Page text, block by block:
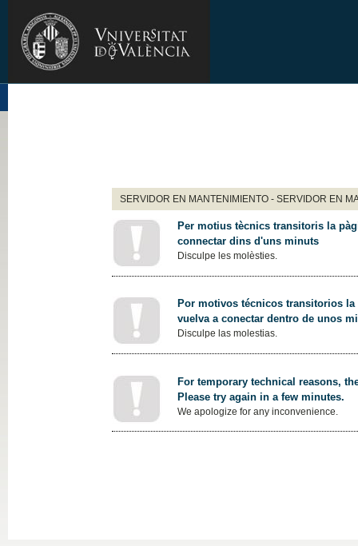
SERVIDOR EN MANTENIMIENTO - SERVIDOR EN
Per motius tècnics transitoris la
connectar dins d'uns minuts
Disculpe les molèsties.
Por motivos técnicos transitorios
vuelva a conectar dentro de unos
Disculpe las molestias.
For temporary technical reasons,
Please try again in a few minutes.
We apologize for any inconvenience.